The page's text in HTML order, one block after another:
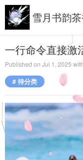
雪月书韵
一行命令直接激
Published on Jul 1, 2025 with
# 待分类